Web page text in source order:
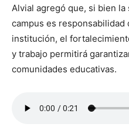
Alvial agregó que, si bien
campus es responsabilidad
institución, el
y trabajo permitirá
comunidades educativas.